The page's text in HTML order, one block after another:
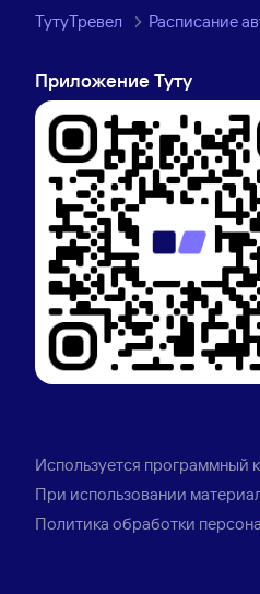
ТутуТревел Расписание
Приложение Туту
Используется программный
При использовании
Политика обработки